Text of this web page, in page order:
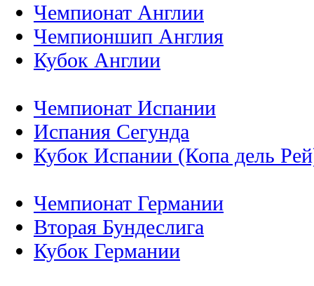
Чемпионат Англии
Чемпионшип Англия
Кубок Англии
Чемпионат Испании
Испания Сегунда
Кубок Испании (Копа дель
Чемпионат Германии
Вторая Бундеслига
Кубок Германии